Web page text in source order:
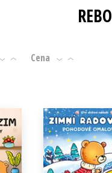
Young adult (SK)
Zahraniční literatura
Zdraví a životní styl
REBO
Cena